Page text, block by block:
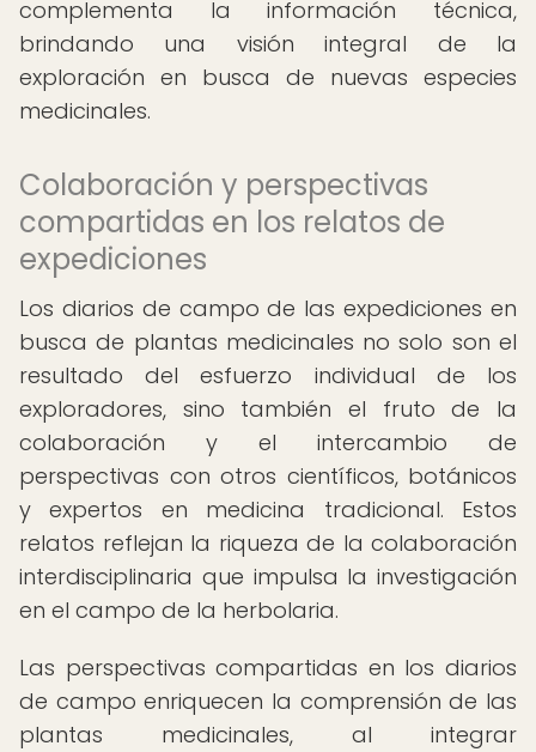
complementa la información técnica,
brindando una visión integral de la
exploración en busca de nuevas especies
medicinales.
Colaboración y perspectivas
compartidas en los relatos de
expediciones
Los diarios de campo de las expediciones en
busca de plantas medicinales no solo son el
resultado del esfuerzo individual de los
exploradores, sino también el fruto de la
colaboración y el intercambio de
perspectivas con otros científicos, botánicos
y expertos en medicina tradicional. Estos
relatos reflejan la riqueza de la colaboración
interdisciplinaria que impulsa la investigación
en el campo de la herbolaria.
Las perspectivas compartidas en los diarios
de campo enriquecen la comprensión de las
plantas medicinales, al integrar